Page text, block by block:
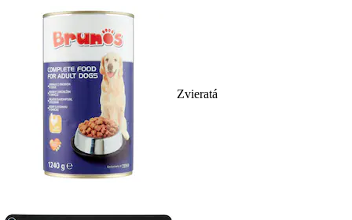
Zvieratá